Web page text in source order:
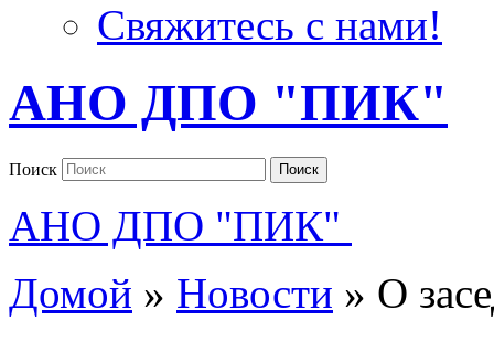
Свяжитесь с нами!
АНО ДПО "ПИК"
Поиск Поиск
АНО ДПО "ПИК"
Домой » Новости » О